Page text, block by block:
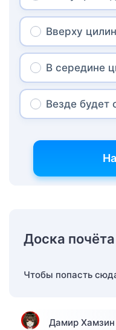
Вверху
В середине
Везде будет
Доска почёта
Чтобы попасть
Дамир Хамзин